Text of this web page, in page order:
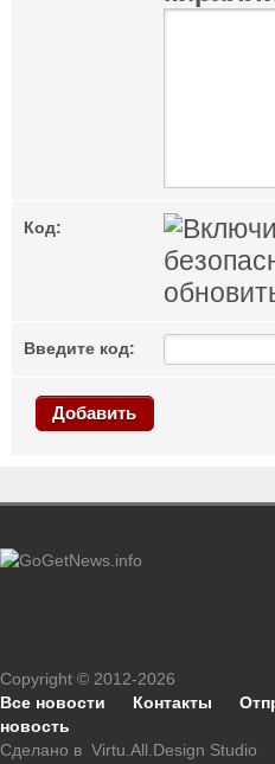
Код:
Введите код:
Добавить
Copyright © 2012-2026
Все новости
Контакты
новость
Сделано в Virtu.All.Design Studio